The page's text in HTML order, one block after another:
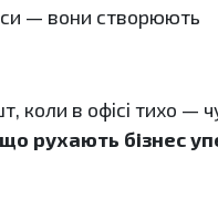
— вони створюють
коли в офісі тихо —
що рухають бізнес